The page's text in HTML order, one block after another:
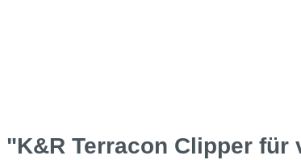
Terracon Clipper